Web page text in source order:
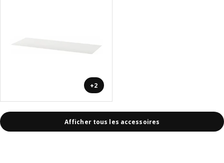
+2
Afficher tous les accessoires